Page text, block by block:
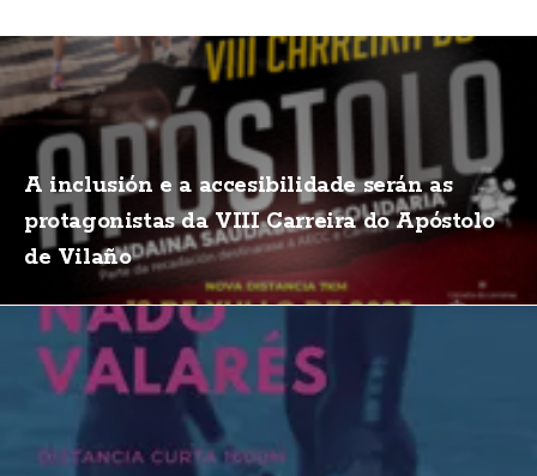
A inclusión e a accesibilidade serán as
protagonistas da VIII Carreira do Apóstolo
de Vilaño